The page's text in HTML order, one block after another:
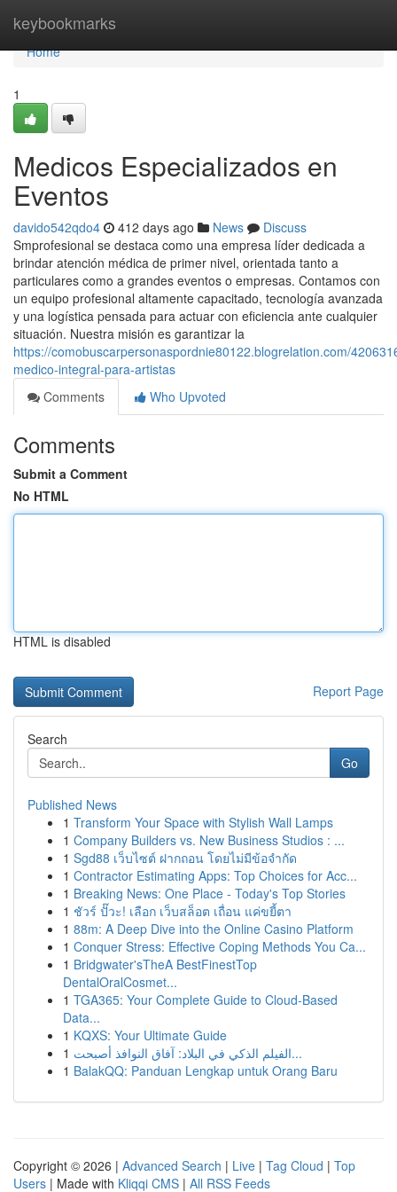
keybookmarks
Home
Home
1
Medicos Especializados en
Eventos
davido542qdo4 412 days ago News
Discuss
Smprofesional se destaca como una empresa líder dedicada a
brindar atención médica de primer nivel, orientada tanto a
particulares como a grandes eventos o empresas. Contamos con
un equipo profesional altamente capacitado, tecnología avanzada
y una logística pensada para actuar con eficiencia ante cualquier
situación. Nuestra misión es garantizar la
https://comobuscarpersonaspordnie80122.blogrelation.com/
medico-integral-para-artistas
Comments
Who Upvoted
Comments
Submit a Comment
No HTML
HTML is disabled
Report Page
Search
Go
Published News
1 Transform Your Space with Stylish Wall Lamps
1 Company Builders vs. New Business Studios : ...
1 Sgd88 เว็บไซต์ ฝากถอน โดยไม่มีข้อจำกัด
1 Contractor Estimating Apps: Top Choices for Acc...
1 Breaking News: One Place - Today's Top Stories
1 ชัวร์ ปั๊วะ! เลือก เว็บสล็อต เถื่อน แค่ขยี้ตา
1 88m: A Deep Dive into the Online Casino Platform
1 Conquer Stress: Effective Coping Methods You Ca...
1 Bridgwater'sTheA BestFinestTop
DentalOralCosmet...
1 TGA365: Your Complete Guide to Cloud-Based
Data...
1 KQXS: Your Ultimate Guide
1
الفيلم الذكي في البلاد: آفاق النوافذ أصبحت...
1 BalakQQ: Panduan Lengkap untuk Orang Baru
Copyright © 2026 | Advanced Search | Live | Tag Cloud | Top
Users | Made with Kliqqi CMS | All RSS Feeds